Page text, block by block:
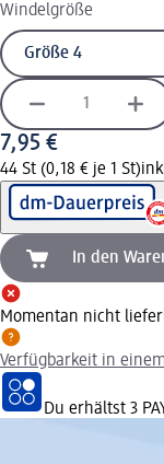
Windelgröße
7,95 €
44 St (0,18 € je 1 St)
In den
Momentan nicht
Verfügbarkeit in
Du erhältst 3